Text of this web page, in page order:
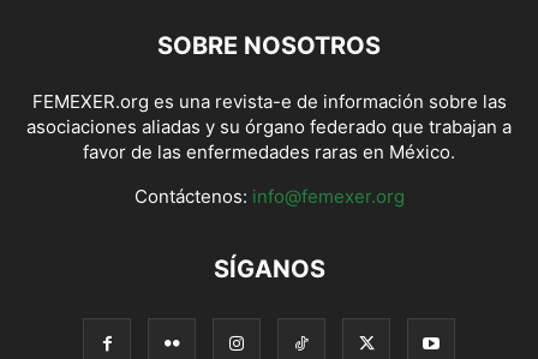
SOBRE NOSOTROS
FEMEXER.org es una revista-e de información sobre las
asociaciones aliadas y su órgano federado que trabajan a
favor de las enfermedades raras en México.
Contáctenos: info@femexer.org
SÍGANOS